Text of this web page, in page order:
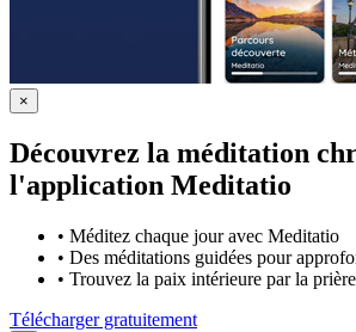
×
Découvrez la méditation
l'application Meditatio
• Méditez chaque jour avec Meditatio
• Des méditations guidées pour
• Trouvez la paix intérieure par la prière
Télécharger gratuitement